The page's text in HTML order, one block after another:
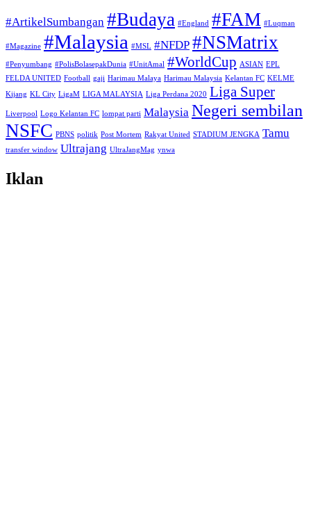
#ArtikelSumbangan #Budaya #England #FAM #Luqman
#Magazine #Malaysia #MSL #NFDP #NSMatrix
#Penyumbang #PolisBolasepakDunia #UnitAmal #WorldCup ASIAN EPL
FELDA UNITED Football gaji Harimau Malaya Harimau Malaysia Kelantan FC KELME
Kijang KL City LigaM LIGA MALAYSIA Liga Perdana 2020 Liga Super
Liverpool Logo Kelantan FC lompat parti Malaysia Negeri sembilan
NSFC PBNS politik Post Mortem Rakyat United STADIUM JENGKA Tamu
transfer window Ultrajang UltraJangMag ynwa
Iklan